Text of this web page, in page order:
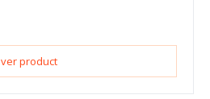
ver product